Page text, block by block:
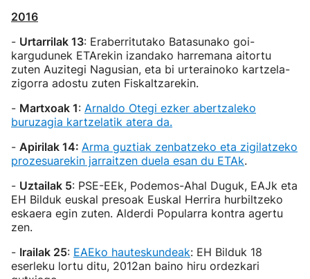
2016
- Urtarrilak 13: Eraberritutako Batasunako goi-
kargudunek ETArekin izandako harremana aitortu
zuten Auzitegi Nagusian, eta bi urterainoko kartzela-
zigorra adostu zuten Fiskaltzarekin.
- Martxoak 1: Arnaldo Otegi ezker abertzaleko
buruzagia kartzelatik atera da.
- Apirilak 14: Arma guztiak zenbatzeko eta zigilatzeko
prozesuarekin jarraitzen duela esan du ETAk.
- Uztailak 5: PSE-EEk, Podemos-Ahal Duguk, EAJk eta
EH Bilduk euskal presoak Euskal Herrira hurbiltzeko
eskaera egin zuten. Alderdi Popularra kontra agertu
zen.
- Irailak 25: EAEko hauteskundeak: EH Bilduk 18
eserleku lortu ditu, 2012an baino hiru ordezkari